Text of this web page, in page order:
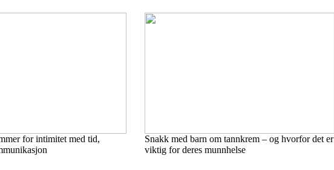
for intimitet med tid,
Snakk med barn om tannkrem – og hvorfor det er
viktig for deres munnhelse